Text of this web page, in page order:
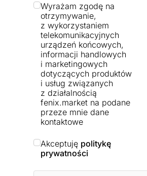
Wyrażam zgodę na
otrzymywanie,
z wykorzystaniem
telekomunikacyjnych
urządzeń końcowych,
informacji handlowych
i marketingowych
dotyczących produktów
i usług związanych
z działalnością
fenix.market na podane
przeze mnie dane
kontaktowe
Akceptuję politykę
prywatności